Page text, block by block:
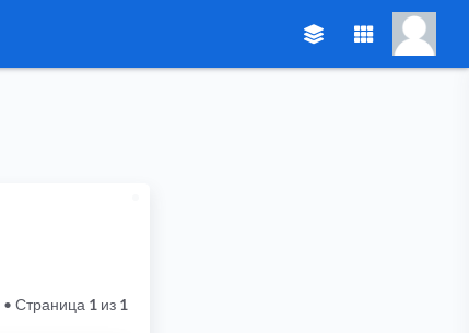
• Страница 1 из 1